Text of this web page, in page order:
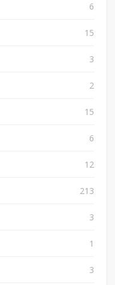
6
15
3
2
15
6
12
213
3
1
3